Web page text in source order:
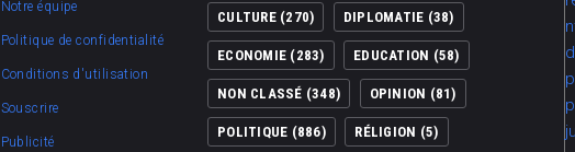
Notre équipe
Politique de confidentialité
Conditions d'utilisation
Souscrire
Publicité
CULTURE(270) DIPLOMATIE (38)
ECONOMIE (283) EDUCATION (58)
NON CLASSÉ (348) OPINION (81)
POLITIQUE (886) RÉLIGION (5)